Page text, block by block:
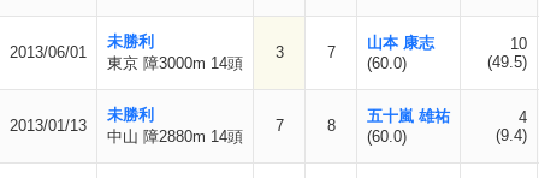
2013/06/01
未勝利
東京 障3000m 14頭
3 7
山本 康志
(60.0)
10
(49.5)
2013/01/13
未勝利
中山 障2880m 14頭
7 8
五十嵐 雄祐
(60.0)
4
(9.4)